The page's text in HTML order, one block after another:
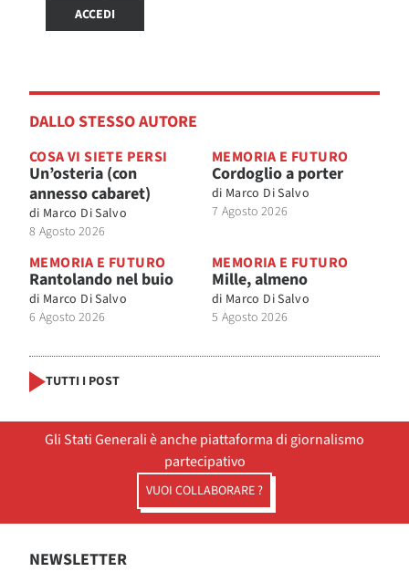
ACCEDI
DALLO STESSO AUTORE
COSA VI SIETE PERSI
Un’osteria (con
annesso cabaret)
di Marco Di Salvo
8 Agosto 2026
MEMORIA E FUTURO
Cordoglio a porter
di Marco Di Salvo
7 Agosto 2026
MEMORIA E FUTURO
Rantolando nel buio
di Marco Di Salvo
6 Agosto 2026
MEMORIA E FUTURO
Mille, almeno
di Marco Di Salvo
5 Agosto 2026
TUTTI I POST
Gli Stati Generali è anche piattaforma di giornalismo
partecipativo
VUOI COLLABORARE ?
NEWSLETTER